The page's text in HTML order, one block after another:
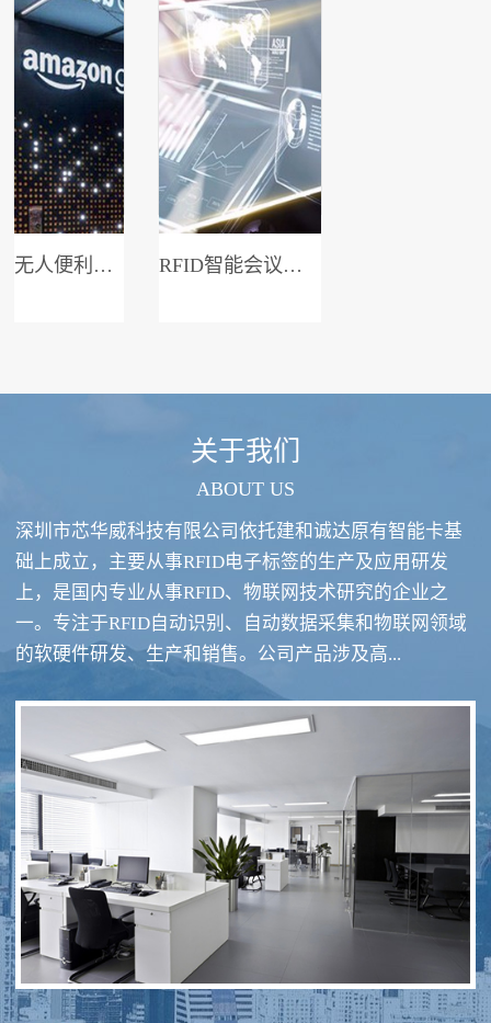
无人便利店系统 RFID智能会议签到系统
RFID酒类防伪系统方案 RFID智慧食堂系统
图书馆RFID电子标签管理系统
关于我们
ABOUT US
深圳市芯华威科技有限公司依托建和诚达原有智能卡基
础上成立，主要从事RFID电子标签的生产及应用研发
上，是国内专业从事RFID、物联网技术研究的企业之
一。专注于RFID自动识别、自动数据采集和物联网领域
的软硬件研发、生产和销售。公司产品涉及高...